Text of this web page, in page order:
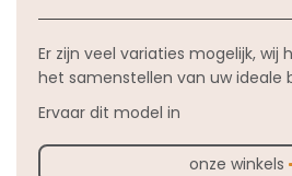
Er zijn veel variaties mogelijk, wij
het samenstellen van uw ideale
Ervaar dit model in
onze winkels